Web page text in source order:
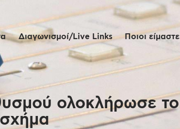
Διαγωνισμοί/Live Links Ποιοι είμαστε
ολοκλήρωσε το